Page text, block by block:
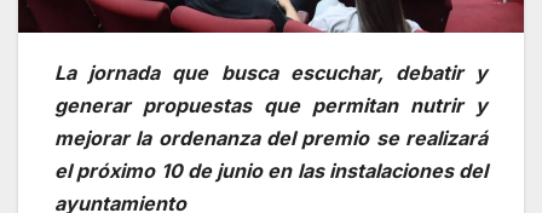
La jornada que busca escuchar, debatir y
generar propuestas que permitan nutrir y
mejorar la ordenanza del premio se realizará
el próximo 10 de junio en las instalaciones del
ayuntamiento